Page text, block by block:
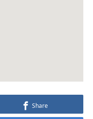
Share